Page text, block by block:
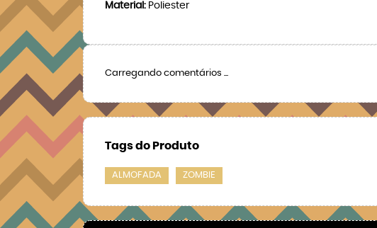
Material: Poliester
Carregando comentários ...
Tags do Produto
ALMOFADA ZOMBIE